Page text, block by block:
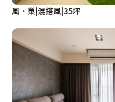
風．巢|混搭風|35坪